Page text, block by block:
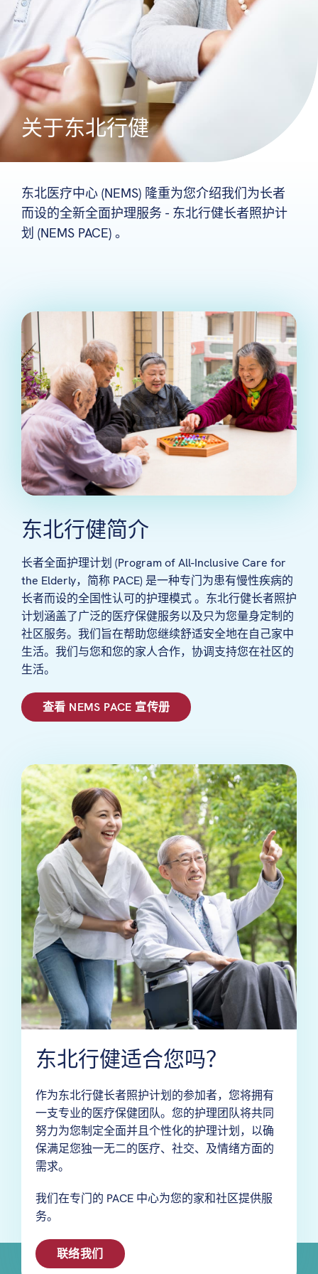
关于东北行健
东北医疗中心 (NEMS) 隆重为您介绍我们为长者
而设的全新全面护理服务 - 东北行健长者照护计
划 (NEMS PACE) 。
东北行健简介
长者全面护理计划 (Program of All-Inclusive Care for
the Elderly，简称 PACE) 是一种专门为患有慢性疾病的
长者而设的全国性认可的护理模式 。东北行健长者照护
计划涵盖了广泛的医疗保健服务以及只为您量身定制的
社区服务。我们旨在帮助您继续舒适安全地在自己家中
生活。我们与您和您的家人合作，协调支持您在社区的
生活。
查看 NEMS PACE 宣传册
东北行健适合您吗？
作为东北行健长者照护计划的参加者，您将拥有
一支专业的医疗保健团队。您的护理团队将共同
努力为您制定全面并且个性化的护理计划，以确
保满足您独一无二的医疗、社交、及情绪方面的
需求。
我们在专门的 PACE 中心为您的家和社区提供服
务。
联络我们